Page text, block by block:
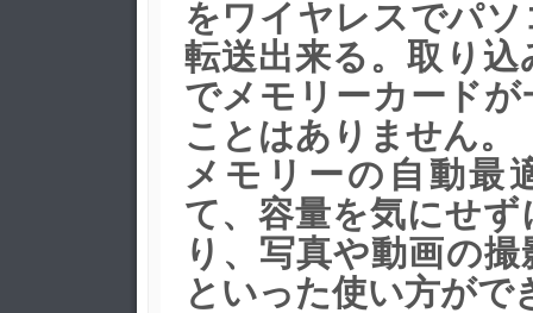
をワイヤレスでパ
転送出来る。取り込
でメモリーカード
ことはありません。
メモリーの自動最
て、容量を気にせ
り、写真や動画の
といった使い方がで